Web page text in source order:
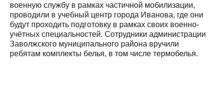
военную службу в рамках частичной мобилизации,
проводили в учебный центр города Иванова, где они
будут проходить подготовку в рамках своих военно-
учётных специальностей. Сотрудники администрации
Заволжского муниципального района вручили
ребятам комплекты белья, в том числе термобелья.